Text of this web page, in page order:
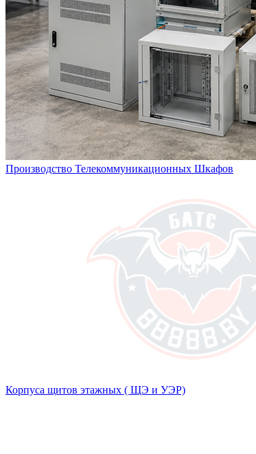
Производство Телекоммуникационных Шкафов
Корпуса щитов этажных ( ЩЭ и УЭР)